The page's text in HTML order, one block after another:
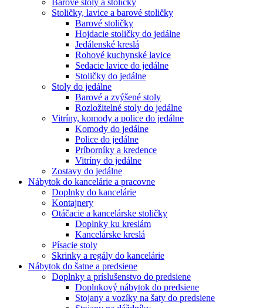
Stoličky, lavice a barové stoličky
Barové stoličky
Hojdacie stoličky do jedálne
Jedálenské kreslá
Rohové kuchynské lavice
Sedacie lavice do jedálne
Stoličky do jedálne
Stoly do jedálne
Barové a zvýšené stoly
Rozložitelné stoly do jedálne
Vitríny, komody a police do jedálne
Komody do jedálne
Police do jedálne
Príborníky a kredence
Vitríny do jedálne
Zostavy do jedálne
Nábytok do kancelárie a pracovne
Doplnky do kancelárie
Kontajnery
Otáčacie a kancelárske stoličky
Doplnky ku kreslám
Kancelárske kreslá
Písacie stoly
Skrinky a regály do kancelárie
Nábytok do šatne a predsiene
Doplnky a príslušenstvo do predsiene
Doplnkový nábytok do predsiene
Stojany a vozíky na šaty do predsiene